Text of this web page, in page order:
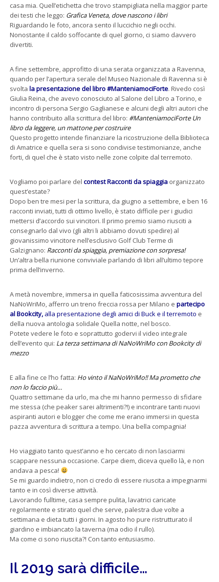
casa mia. Quell’etichetta che trovo stampigliata nella maggior parte
dei testi che leggo: Grafica Veneta, dove nascono i libri
Riguardando le foto, ancora sento il luccichio negli occhi.
Nonostante il caldo soffocante di quel giorno, ci siamo davvero
divertiti.
A fine settembre, approfitto di una serata organizzata a Ravenna,
quando per l’apertura serale del Museo Nazionale di Ravenna si è
svolta la presentazione del libro #ManteniamociForte. Rivedo così
Giulia Reina, che avevo conosciuto al Salone del Libro a Torino, e
incontro di persona Sergio Gaglianese e alcuni degli altri autori che
hanno contribuito alla scrittura del libro: #ManteniamociForte Un
libro da leggere, un mattone per costruire
Questo progetto intende finanziare la ricostruzione della Biblioteca
di Amatrice e quella sera si sono condivise testimonianze, anche
forti, di quel che è stato visto nelle zone colpite dal terremoto.
Vogliamo poi parlare del contest Racconti da spiaggia organizzato
quest’estate?
Dopo ben tre mesi per la scrittura, da giugno a settembre, e ben 16
racconti inviati, tutti di ottimo livello, è stato difficile per i giudici
mettersi d’accordo sui vincitori. Il primo premio siamo riusciti a
consegnarlo dal vivo (gli altri li abbiamo dovuti spedire) al
giovanissimo vincitore nell’esclusivo Golf Club Terme di
Galzignano: Racconti da spiaggia, premiazione con sorpresa!
Un’altra bella riunione conviviale parlando di libri all’ultimo tepore
prima dell’inverno.
A metà novembre, immersa in quella faticosissima avventura del
NaNoWriMo, afferro un treno freccia rossa per Milano e partecipo
al Bookcity, alla presentazione degli amici di Buck e il terremoto e
della nuova antologia solidale Quella notte, nel bosco.
Potete vedere le foto e soprattutto godervi il video integrale
dell’evento qui: La terza settimana di NaNoWriMo con Bookcity di
mezzo
E alla fine ce l’ho fatta: Ho vinto il NaNoWriMo!! Ma prometto che
non lo faccio più…
Quattro settimane da urlo, ma che mi hanno permesso di sfidare
me stessa (che peaker sarei altrimenti?!) e incontrare tanti nuovi
aspiranti autori e blogger che come me erano immersi in questa
pazza avventura di scrittura a tempo. Una bella compagnia!
Ho viaggiato tanto quest’anno e ho cercato di non lasciarmi
scappare nessuna occasione. Carpe diem, diceva quello là, e non
andava a pesca!
Se mi guardo indietro, non ci credo di essere riuscita a impegnarmi
tanto e in così diverse attività.
Lavorando fulltime, casa sempre pulita, lavatrici caricate
regolarmente e stirato quel che serve, palestra due volte a
settimana e dieta tutti i giorni. In agosto ho pure ristrutturato il
giardino e imbiancato la taverna (ma odio il rullo).
Ma come ci sono riuscita?! Con tanto entusiasmo.
Il 2019 sarà difficile…